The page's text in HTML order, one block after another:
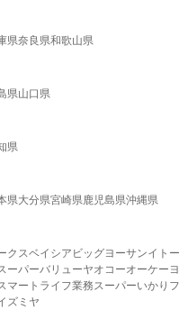
県奈良県和歌山県
県山口県
県
県大分県宮崎県鹿児島県沖縄県
クスベイシア ビッグヨーサンイト
ーパーバリューヤオコーオーケー
マート ライフ業務スーパーいかり
ズミヤ